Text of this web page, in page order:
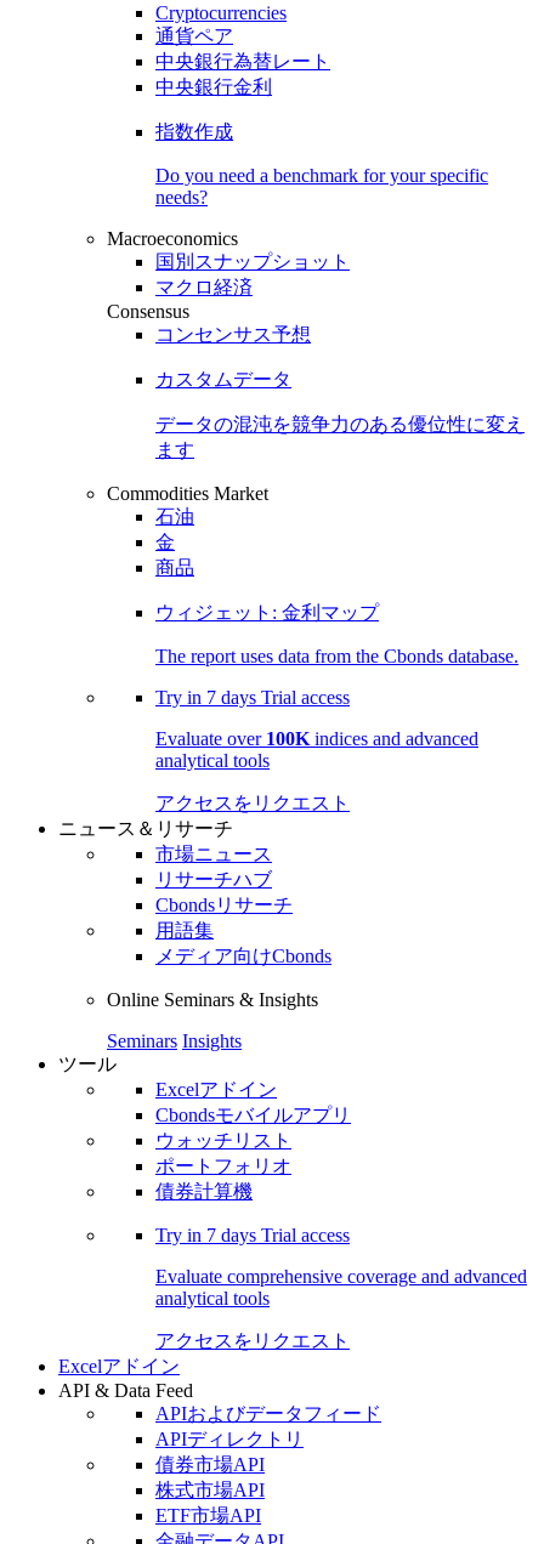
Cryptocurrencies
通貨ペア
中央銀行為替レート
中央銀行金利
指数作成
Do you need a benchmark for your specific
needs?
Macroeconomics
国別スナップショット
マクロ経済
Consensus
コンセンサス予想
カスタムデータ
データの混沌を競争力のある優位性に変え
ます
Commodities Market
石油
金
商品
ウィジェット: 金利マップ
The report uses data from the Cbonds database.
Try in 7 days Trial access
Evaluate over 100K indices and advanced
analytical tools
アクセスをリクエスト
ニュース＆リサーチ
市場ニュース
リサーチハブ
Cbondsリサーチ
用語集
メディア向けCbonds
Online Seminars & Insights
Seminars Insights
ツール
Excelアドイン
Cbondsモバイルアプリ
ウォッチリスト
ポートフォリオ
債券計算機
Try in 7 days Trial access
Evaluate comprehensive coverage and advanced
analytical tools
アクセスをリクエスト
Excelアドイン
API & Data Feed
APIおよびデータフィード
APIディレクトリ
債券市場API
株式市場API
ETF市場API